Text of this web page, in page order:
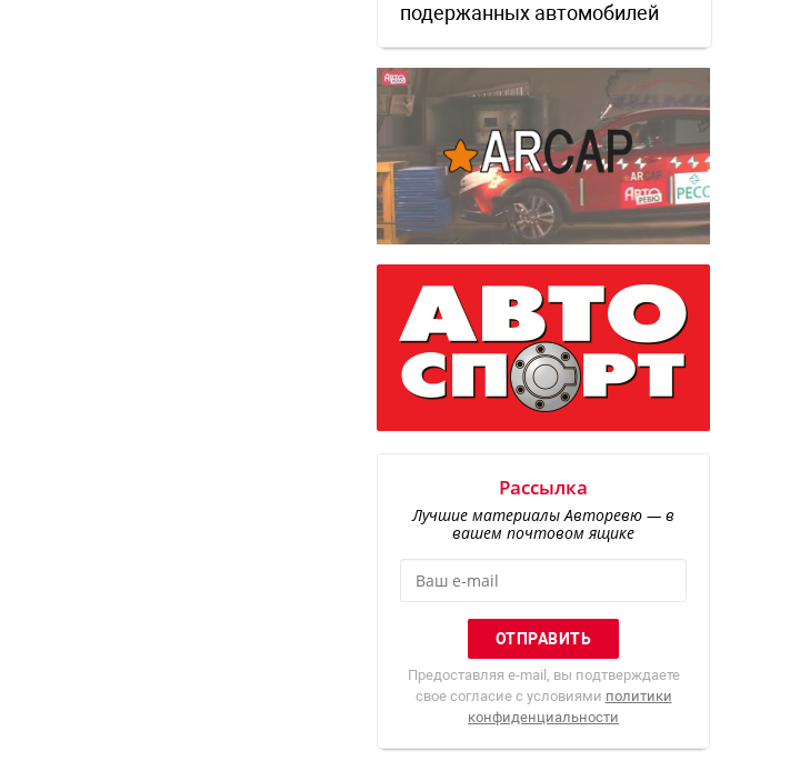
подержанных автомобилей
Рассылка
Лучшие материалы Авторевю — в
вашем почтовом ящике
Предоставляя e-mail, вы подтверждаете
свое согласие с условиями политики
конфиденциальности